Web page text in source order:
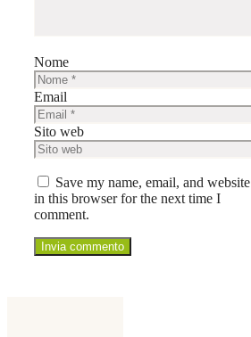
Nome
Email
Sito web
Save my name, email, and website
in this browser for the next time I
comment.